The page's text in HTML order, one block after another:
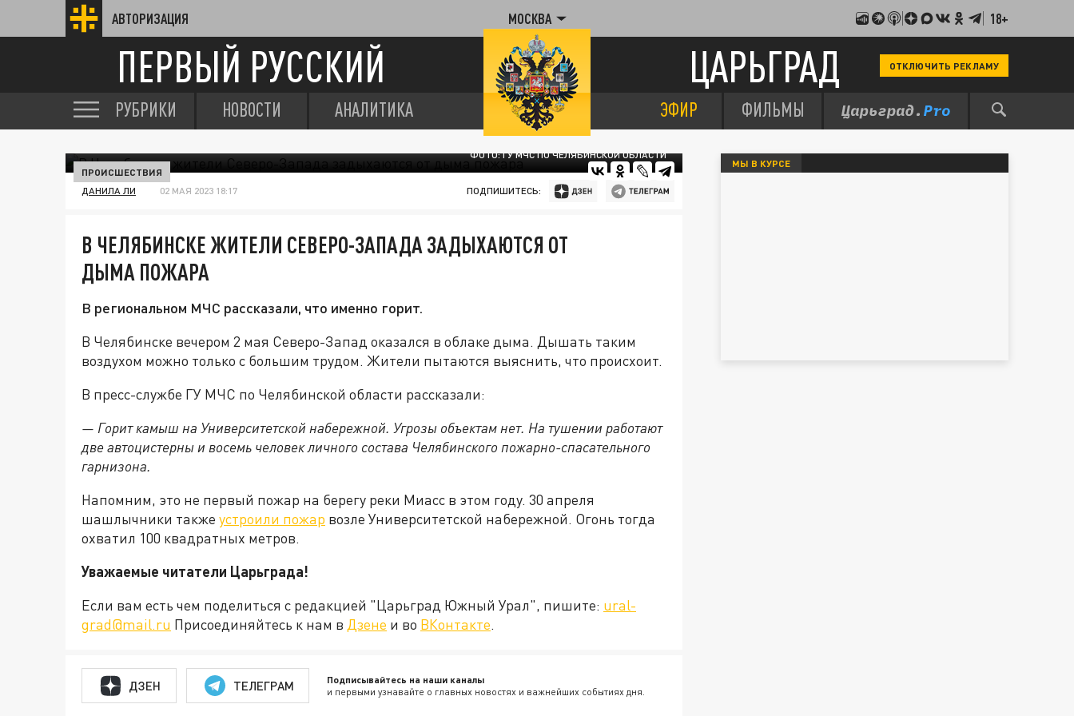
АВТОРИЗАЦИЯ МОСКВА 18+
ПЕРВЫЙ РУССКИЙ ЦАРЬГРАД ОТКЛЮЧИТЬ РЕКЛАМУ
РУБРИКИ НОВОСТИ АНАЛИТИКА ЭФИР ФИЛЬМЫ
ФОТО: ГУ МЧС ПО ЧЕЛЯБИНСКОЙ ОБЛАСТИ
ПРОИСШЕСТВИЯ
ДАНИЛА ЛИ 02 МАЯ 2023 18:17 ПОДПИШИТЕСЬ:
В ЧЕЛЯБИНСКЕ ЖИТЕЛИ СЕВЕРО-ЗАПАДА ЗАДЫХАЮТСЯ ОТ
ДЫМА ПОЖАРА
В региональном МЧС рассказали, что именно горит.
В Челябинске вечером 2 мая Северо-Запад оказался в облаке дыма. Дышать таким
воздухом можно только с большим трудом. Жители пытаются выяснить, что происхоит.
В пресс-службе ГУ МЧС по Челябинской области рассказали:
— Горит камыш на Университетской набережной. Угрозы объектам нет. На тушении работают
две автоцистерны и восемь человек личного состава Челябинского пожарно-спасательного
гарнизона.
Напомним, это не первый пожар на берегу реки Миасс в этом году. 30 апреля
шашлычники также устроили пожар возле Университетской набережной. Огонь тогда
охватил 100 квадратных метров.
Уважаемые читатели Царьграда!
Если вам есть чем поделиться с редакцией "Царьград Южный Урал", пишите: ural-
grad@mail.ru Присоединяйтесь к нам в Дзене и во ВКонтакте.
ДЗЕН ТЕЛЕГРАМ Подписывайтесь на наши каналы
и первыми узнавайте о главных новостях и важнейших событиях дня.
МЫ В КУРСЕ